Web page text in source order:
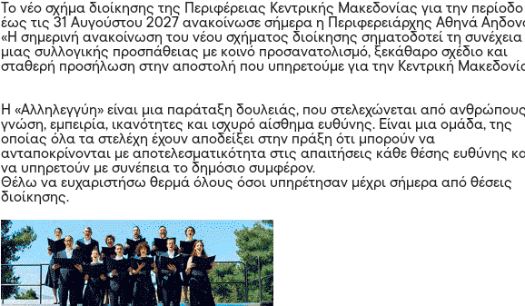
Το νέο σχήμα διοίκησης της Περιφέρειας Κεντρικής Μακεδονίας για την περίοδο
έως τις 31 Αυγούστου 2027 ανακοίνωσε σήμερα η Περιφερειάρχης Αθηνά
«Η σημερινή ανακοίνωση του νέου σχήματος διοίκησης σηματοδοτεί τη συνέχεια
μιας συλλογικής προσπάθειας με κοινό προσανατολισμό, ξεκάθαρο σχέδιο και
σταθερή προσήλωση στην αποστολή που υπηρετούμε για την Κεντρική
Η «Αλληλεγγύη» είναι μια παράταξη δουλειάς, που στελεχώνεται από
γνώση, εμπειρία, ικανότητες και ισχυρό αίσθημα ευθύνης. Είναι μια ομάδα, της
οποίας όλα τα στελέχη έχουν αποδείξει στην πράξη ότι μπορούν να
ανταποκρίνονται με αποτελεσματικότητα στις απαιτήσεις κάθε θέσης ευθύνης
να υπηρετούν με συνέπεια το δημόσιο συμφέρον.
Θέλω να ευχαριστήσω θερμά όλους όσοι υπηρέτησαν μέχρι σήμερα από θέσεις
διοίκησης.